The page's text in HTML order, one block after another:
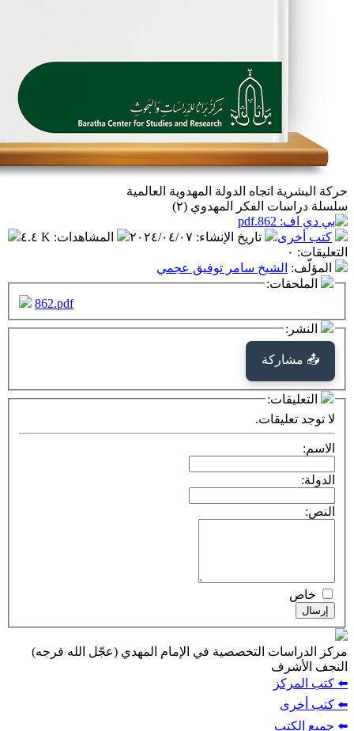
الدولة المهدوية العالمية
الفكر المهدوي (٢)
تاريخ الإنشاء:٢٠٢٤/٠٤/٠٧ المشاهدات:٤.٤ K
سامر توفيق عجمي
التخصصية في الإمام المهدي (عجّل الله فرجه)